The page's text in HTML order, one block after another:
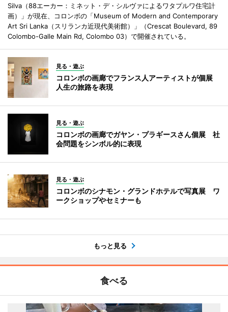
Silva（88エーカー：ミネット・デ・シルヴァによるワタプルワ住宅計
画）」が現在、コロンボの「Museum of Modern and Contemporary
Art Sri Lanka（スリランカ近現代美術館）」（Crescat Boulevard, 89
Colombo-Galle Main Rd, Colombo 03）で開催されている。
見る・遊ぶ
コロンボの画廊でフランス人アーティストが個展
人生の旅路を表現
見る・遊ぶ
コロンボの画廊でガヤン・プラギースさん個展 社
会問題をシンボル的に表現
見る・遊ぶ
コロンボのシナモン・グランドホテルで写真展 ワ
ークショップやセミナーも
もっと見る
食べる